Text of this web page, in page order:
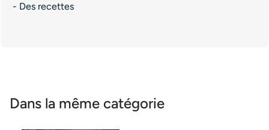
- Des recettes
Dans la même catégorie